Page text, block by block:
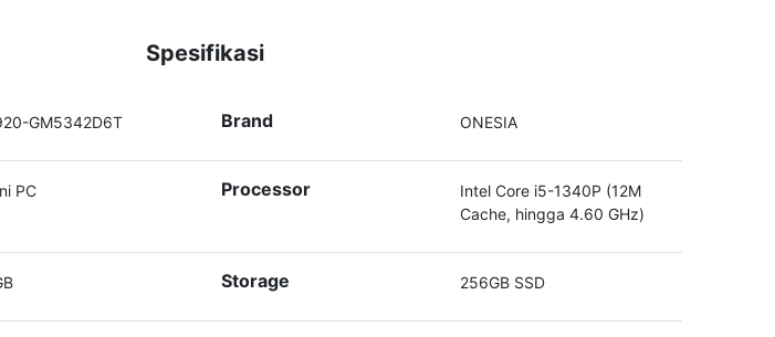
Spesifikasi
GM5342D6T Brand ONESIA
PC Processor
Intel Core i5-1340P (12M
Cache, hingga 4.60 GHz)
Storage 256GB SSD